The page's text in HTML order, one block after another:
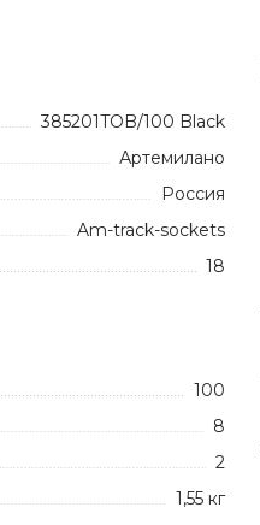
385201TOB/100 Black
Артемилано
Россия
Am-track-sockets
18
100
8
2
1,55 кг